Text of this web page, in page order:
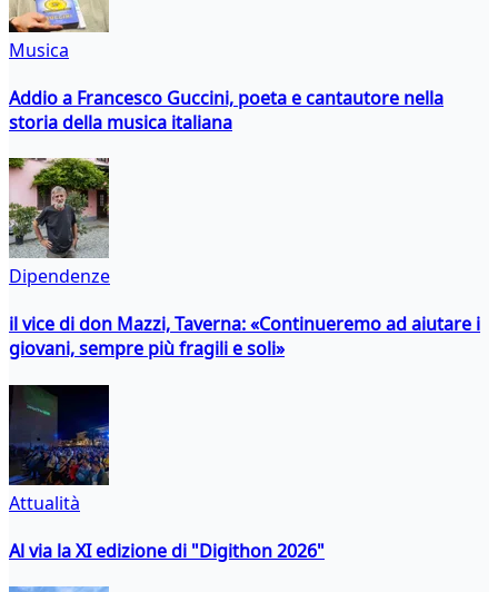
Musica
Addio a Francesco Guccini, poeta e cantautore nella
storia della musica italiana
Dipendenze
il vice di don Mazzi, Taverna: «Continueremo ad aiutare i
giovani, sempre più fragili e soli»
Attualità
Al via la XI edizione di "Digithon 2026"